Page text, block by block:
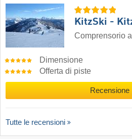
KitzSki -
Comprensorio
Dimensione
Offerta di piste
Recensione
Tutte le recensioni